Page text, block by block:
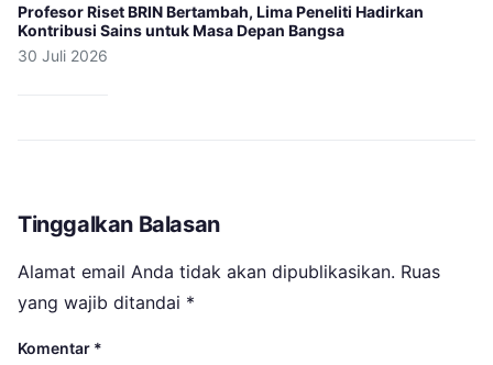
Profesor Riset BRIN Bertambah, Lima Peneliti Hadirkan
Kontribusi Sains untuk Masa Depan Bangsa
30 Juli 2026
Tinggalkan Balasan
Alamat email Anda tidak akan dipublikasikan. Ruas
yang wajib ditandai *
Komentar *